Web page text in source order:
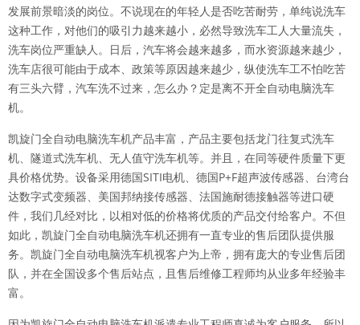
发展前景暗淡的岗位。不说现在的年轻人是否吃苦耐劳，单纯说洗车
这种工作，对他们的吸引力越来越小，必然导致洗车工人大量流失，
洗车岗位严重缺人。日后，汽车将会越来越多，而水资源越来越少，
洗车店很可能由于成本、政策等原因越来越少，纵使洗车工不怕吃苦
有三头六臂，汽车洗不过来，怎么办？定是离不开全自动电脑洗车
机。
凯旋门全自动电脑洗车机产品丰富，产品主要包括龙门往复式洗车
机、隧道式洗车机、无人值守洗车机等。并且，在同等硬件质量下更
具价格优势。设备采用德国SITI电机、德国P+F超声波传感器、台湾台
达数字式变频器、美国邦纳接传感器、法国施耐德接触器等进口硬
件，我们几经对比，以相对低的价格将优质的产品交付给客户。不但
如此，凯旋门全自动电脑洗车机还拥有一直专业的售后团队提供服
务。凯旋门全自动电脑洗车机视客户为上帝，拥有庞大的专业售后团
队，并在全国设多个售后站点，且售后维修工程师均从业多年经验丰
富。